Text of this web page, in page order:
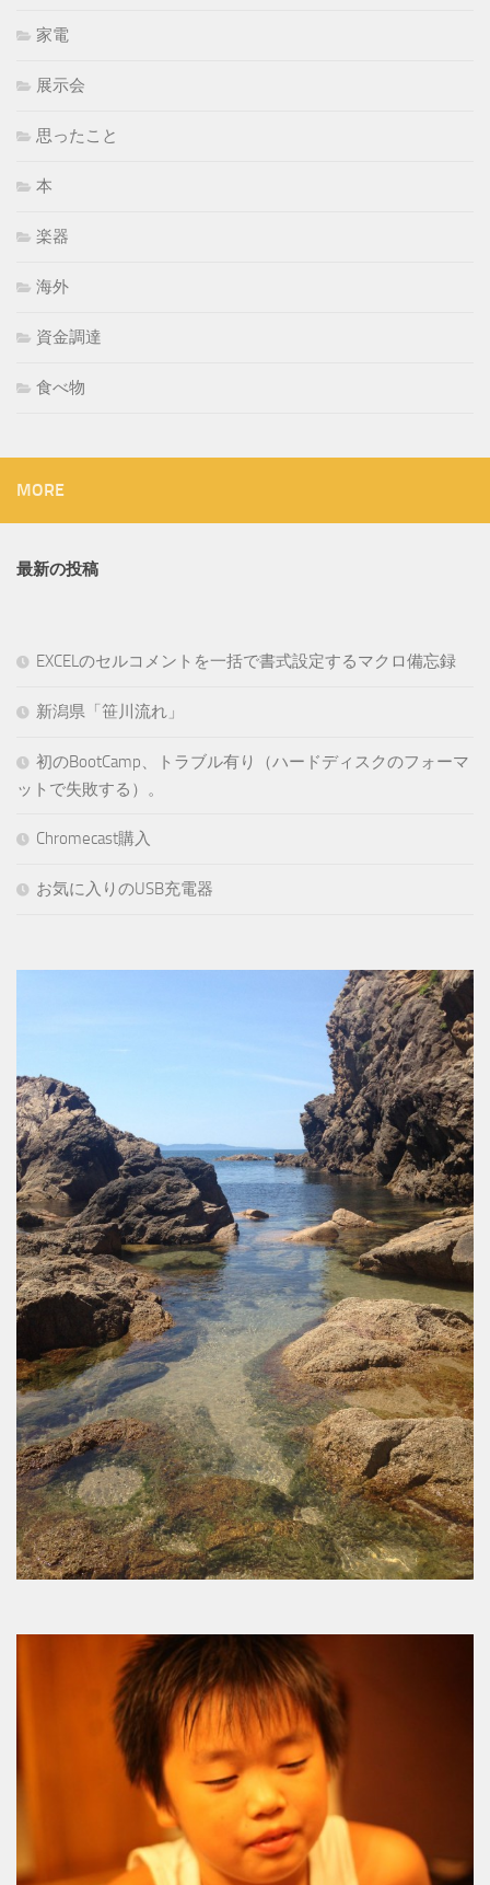
家電
展示会
思ったこと
本
楽器
海外
資金調達
食べ物
MORE
最新の投稿
EXCELのセルコメントを一括で書式設定するマクロ備忘録
新潟県「笹川流れ」
初のBootCamp、トラブル有り（ハードディスクのフォーマ
ットで失敗する）。
Chromecast購入
お気に入りのUSB充電器